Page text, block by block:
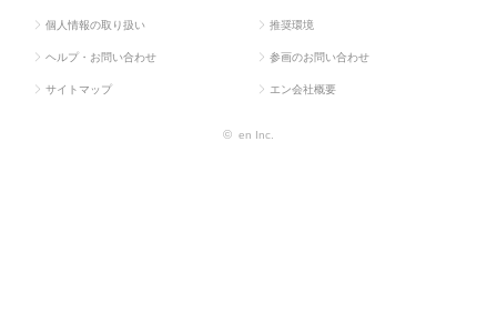
個人情報の取り扱い 推奨環境
ヘルプ・お問い合わせ 参画のお問い合わせ
サイトマップ エン会社概要
© en Inc.